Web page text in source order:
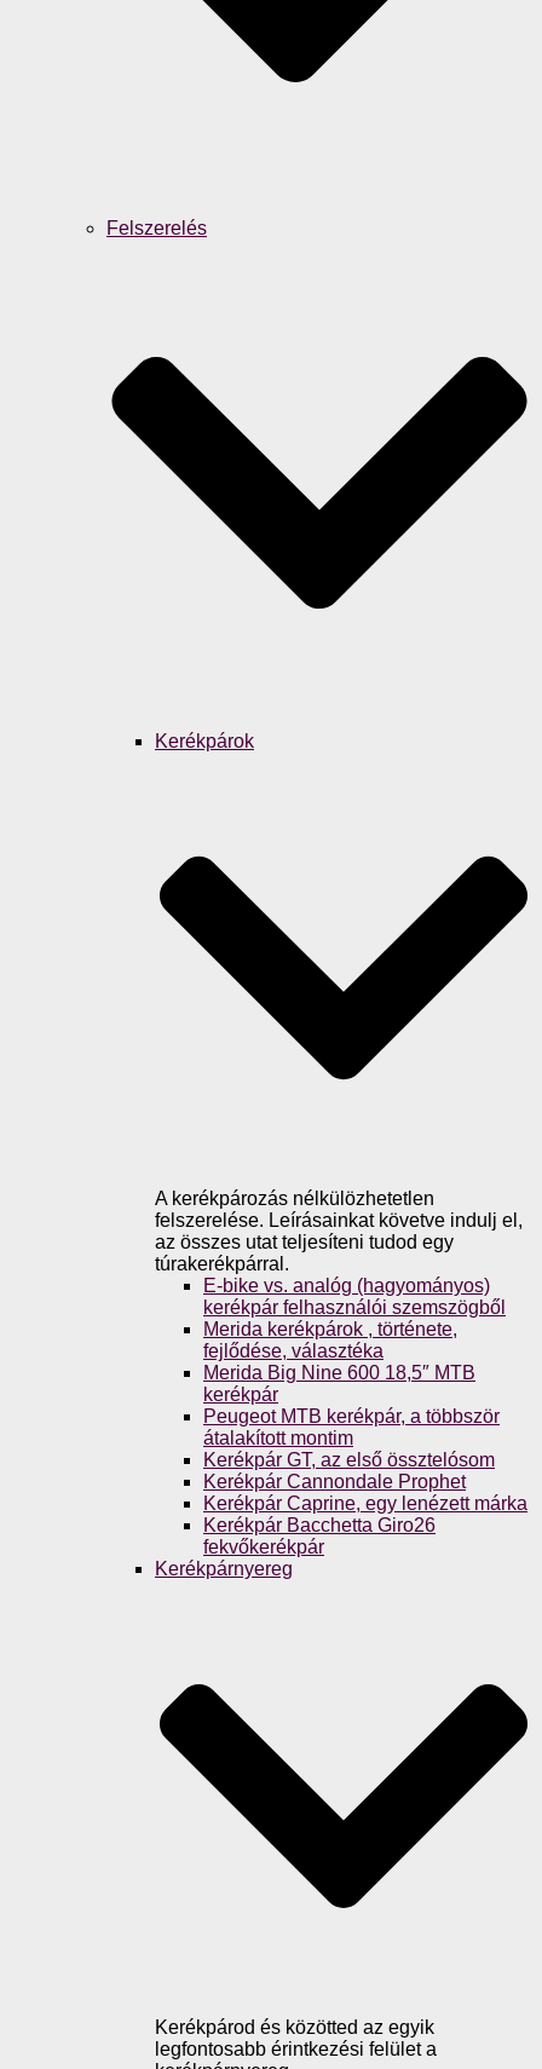
Felszerelés
Kerékpárok
A kerékpározás nélkülözhetetlen
felszerelése. Leírásainkat követve indulj el,
az összes utat teljesíteni tudod egy
túrakerékpárral.
E-bike vs. analóg (hagyományos)
kerékpár felhasználói szemszögből
Merida kerékpárok , története,
fejlődése, választéka
Merida Big Nine 600 18,5″ MTB
kerékpár
Peugeot MTB kerékpár, a többször
átalakított montim
Kerékpár GT, az első össztelósom
Kerékpár Cannondale Prophet
Kerékpár Caprine, egy lenézett márka
Kerékpár Bacchetta Giro26
fekvőkerékpár
Kerékpárnyereg
Kerékpárod és közötted az egyik
legfontosabb érintkezési felület a